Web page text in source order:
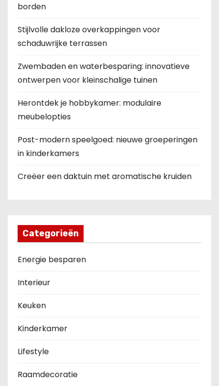
borden
Stijlvolle dakloze overkappingen voor
schaduwrijke terrassen
Zwembaden en waterbesparing: innovatieve
ontwerpen voor kleinschalige tuinen
Herontdek je hobbykamer: modulaire
meubelopties
Post-modern speelgoed: nieuwe groeperingen
in kinderkamers
Creëer een daktuin met aromatische kruiden
Categorieën
Energie besparen
Interieur
Keuken
Kinderkamer
Lifestyle
Raamdecoratie